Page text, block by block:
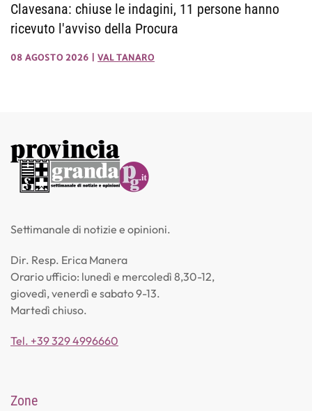
Clavesana: chiuse le indagini, 11 persone hanno
ricevuto l'avviso della Procura
08 AGOSTO 2026 VAL TANARO
Settimanale di notizie e opinioni.
Dir. Resp. Erica Manera
Orario ufficio: lunedì e mercoledì 8,30-12,
giovedì, venerdì e sabato 9-13.
Martedì chiuso.
Tel. +39 329 4996660
Zone